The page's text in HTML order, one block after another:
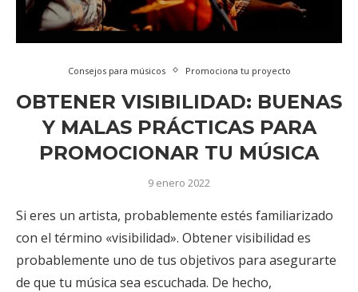
Consejos para músicos Promociona tu proyecto
OBTENER VISIBILIDAD: BUENAS
Y MALAS PRÁCTICAS PARA
PROMOCIONAR TU MÚSICA
9 enero 2022
Si eres un artista, probablemente estés familiarizado
con el término «visibilidad». Obtener visibilidad es
probablemente uno de tus objetivos para asegurarte
de que tu música sea escuchada. De hecho,